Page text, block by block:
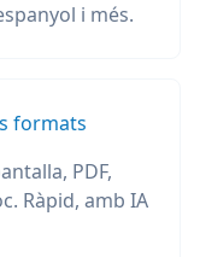
i més.
formats
PDF,
Ràpid, amb IA